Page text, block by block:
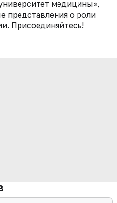
медицины»,
представления о роли
Присоединяйтесь!